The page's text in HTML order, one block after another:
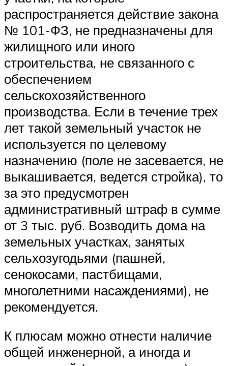
распространяется действие закона
№ 101-ФЗ, не предназначены для
жилищного или иного
строительства, не связанного с
обеспечением
сельскохозяйственного
производства. Если в течение трех
лет такой земельный участок не
используется по целевому
назначению (поле не засевается, не
выкашивается, ведется стройка), то
за это предусмотрен
административный штраф в сумме
от 3 тыс. руб. Возводить дома на
земельных участках, занятых
сельхозугодьями (пашней,
сенокосами, пастбищами,
многолетними насаждениями), не
рекомендуется.
К плюсам можно отнести наличие
общей инженерной, а иногда и